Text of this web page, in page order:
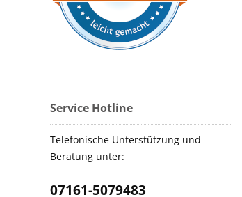
Service Hotline
Telefonische Unterstützung und
Beratung unter:
07161-5079483